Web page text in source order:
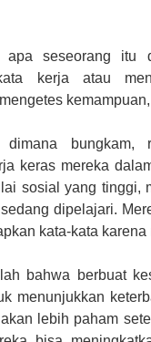
apa seseorang itu
kerja atau
dimana
keras mereka
sosial yang tinggi,
dipelajari.
kata-kata
bahwa berbuat
menunjukkan
lebih paham